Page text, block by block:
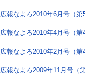
広報なよろ2010年6月号（第
広報なよろ2010年4月号（第
広報なよろ2010年2月号（第
広報なよろ2009年11月号（